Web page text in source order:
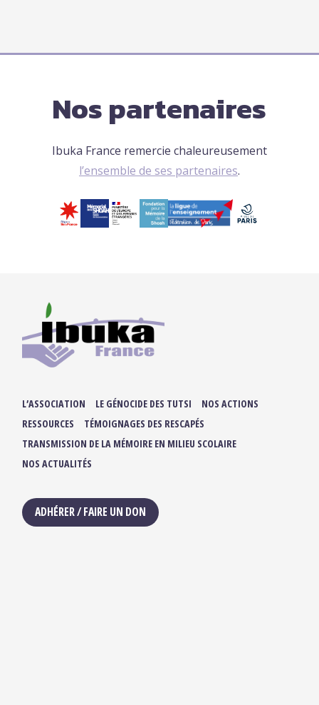
Nos partenaires
Ibuka France remercie chaleureusement
l’ensemble de ses partenaires.
L’ASSOCIATION LE GÉNOCIDE DES TUTSI
NOS ACTIONS
RESSOURCES
TÉMOIGNAGES DES RESCAPÉS
TRANSMISSION DE LA MÉMOIRE EN MILIEU SCOLAIRE
NOS ACTUALITÉS
ADHÉRER / FAIRE UN DON